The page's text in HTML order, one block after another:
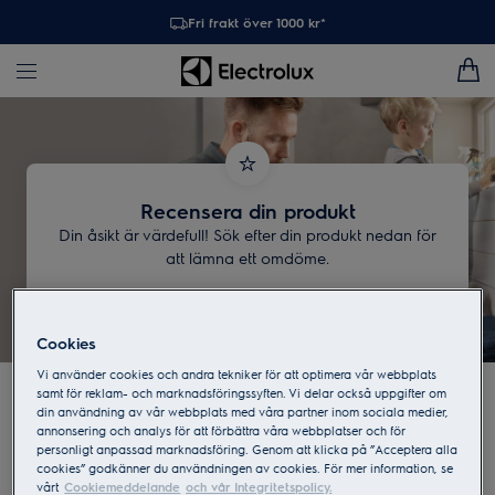
Fri frakt över 1000 kr*
Recensera din produkt
Din åsikt är värdefull! Sök efter din produkt nedan för
att lämna ett omdöme.
Ta en bild av
produktdekalen för att
hitta din produkt och
Cookies
Vi använder cookies och andra tekniker för att optimera vår webbplats
samt för reklam- och marknadsföringssyften. Vi delar också uppgifter om
din användning av vår webbplats med våra partner inom sociala medier,
annonsering och analys för att förbättra våra webbplatser och för
personligt anpassad marknadsföring. Genom att klicka på ”Acceptera alla
cookies” godkänner du användningen av cookies. För mer information, se
vårt Cookiemeddelande och vår Integritetspolicy.